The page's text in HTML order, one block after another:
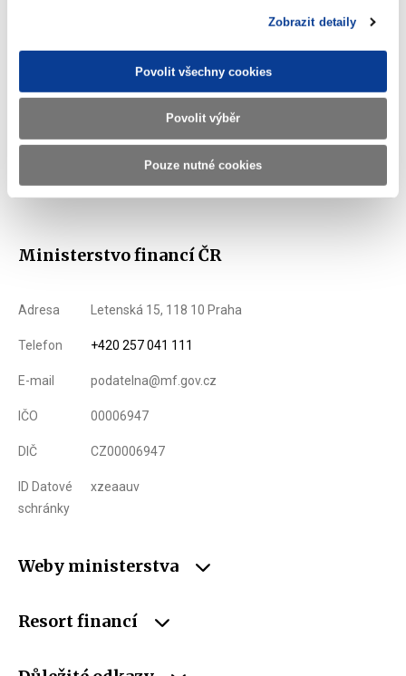
Zobrazit detaily
Povolit všechny cookies
Povolit výběr
Pouze nutné cookies
Stáhnout vše
Ministerstvo financí ČR
Adresa Letenská 15, 118 10 Praha
Telefon +420 257 041 111
E-mail podatelna@mf.gov.cz
IČO 00006947
DIČ CZ00006947
ID Datové
schránky
xzeaauv
Weby ministerstva
Resort financí